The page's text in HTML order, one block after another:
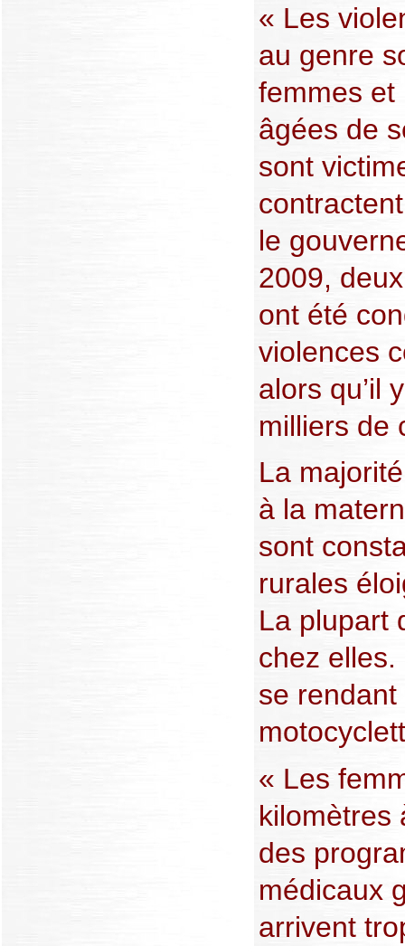
« Les
au genre
femmes et
âgées de
sont
le
2009,
ont été
violences
alors qu’il
milliers de
La
à la
sont
rurales
La plupart
chez
se rendant
« Les
kilomètres
des
médicaux
arrivent